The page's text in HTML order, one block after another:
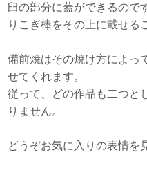
臼の部分に蓋ができるので
りこぎ棒をその上に載せる
備前焼はその焼け方によっ
せてくれます。
従って、どの作品も二つと
りません。
どうぞお気に入りの表情を